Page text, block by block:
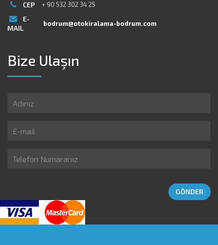
CEP + 90 532 302 34 25
E-
MAIL
bodrum@otokiralama-bodrum.com
Bize Ulaşın